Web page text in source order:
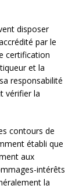
disposer
par le
certification
et la
responsabilité
vérifier la
contours de
établi que
aux
intérêts
la